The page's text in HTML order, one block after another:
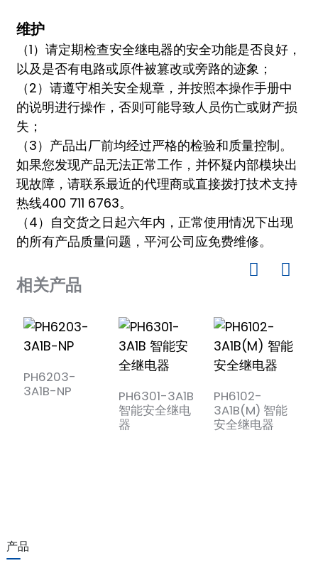
维护
（1）请定期检查安全继电器的安全功能是否良好，
以及是否有电路或原件被篡改或旁路的迹象；
（2）请遵守相关安全规章，并按照本操作手册中
的说明进行操作，否则可能导致人员伤亡或财产损
失；
（3）产品出厂前均经过严格的检验和质量控制。
如果您发现产品无法正常工作，并怀疑内部模块出
现故障，请联系最近的代理商或直接拨打技术支持
热线400 711 6763。
（4）自交货之日起六年内，正常使用情况下出现
的所有产品质量问题，平河公司应免费维修。
相关产品
PH6203-
3A1B-NP
PH6301-3A1B
智能安全继电
器
PH6102-
3A1B(M) 智能
安全继电器
产品